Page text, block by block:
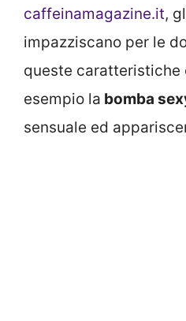
caffeinamagazine.it,
impazziscano per le
queste caratteristiche
esempio la bomba
sensuale ed